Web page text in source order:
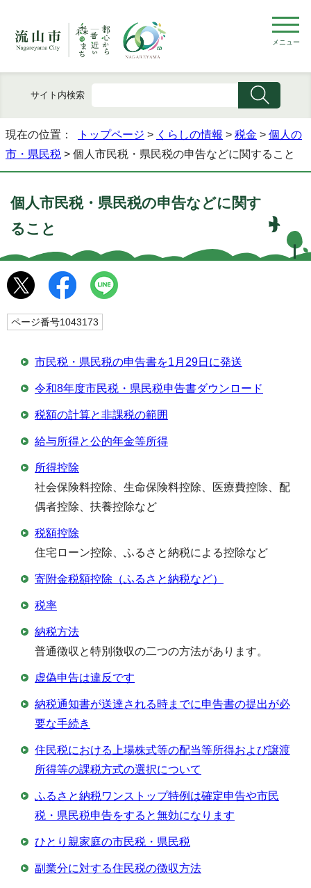
メニュー
サイト内検索
現在の位置： トップページ > くらしの情報 > 税金 > 個人の
市・県民税 > 個人市民税・県民税の申告などに関すること
個人市民税・県民税の申告などに関す
ること
ページ番号1043173
市民税・県民税の申告書を1月29日に発送
令和8年度市民税・県民税申告書ダウンロード
税額の計算と非課税の範囲
給与所得と公的年金等所得
所得控除
社会保険料控除、生命保険料控除、医療費控除、配
偶者控除、扶養控除など
税額控除
住宅ローン控除、ふるさと納税による控除など
寄附金税額控除（ふるさと納税など）
税率
納税方法
普通徴収と特別徴収の二つの方法があります。
虚偽申告は違反です
納税通知書が送達される時までに申告書の提出が必
要な手続き
住民税における上場株式等の配当等所得および譲渡
所得等の課税方式の選択について
ふるさと納税ワンストップ特例は確定申告や市民
税・県民税申告をすると無効になります
ひとり親家庭の市民税・県民税
副業分に対する住民税の徴収方法